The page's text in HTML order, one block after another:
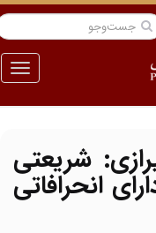
منو
شریعتی
انحرافاتی